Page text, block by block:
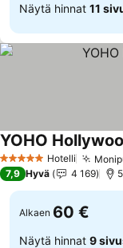
Näytä hinnat 11
5 Tähtiluokitus
Hotelli
YOHO
7,9 Hyvä 4 169
Alkaen 60 €
Näytä hinnat 9